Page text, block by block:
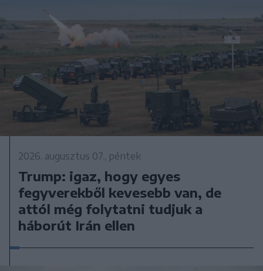
2026. augusztus 07., péntek
Trump: igaz, hogy egyes
fegyverekből kevesebb van, de
attól még folytatni tudjuk a
háborút Irán ellen